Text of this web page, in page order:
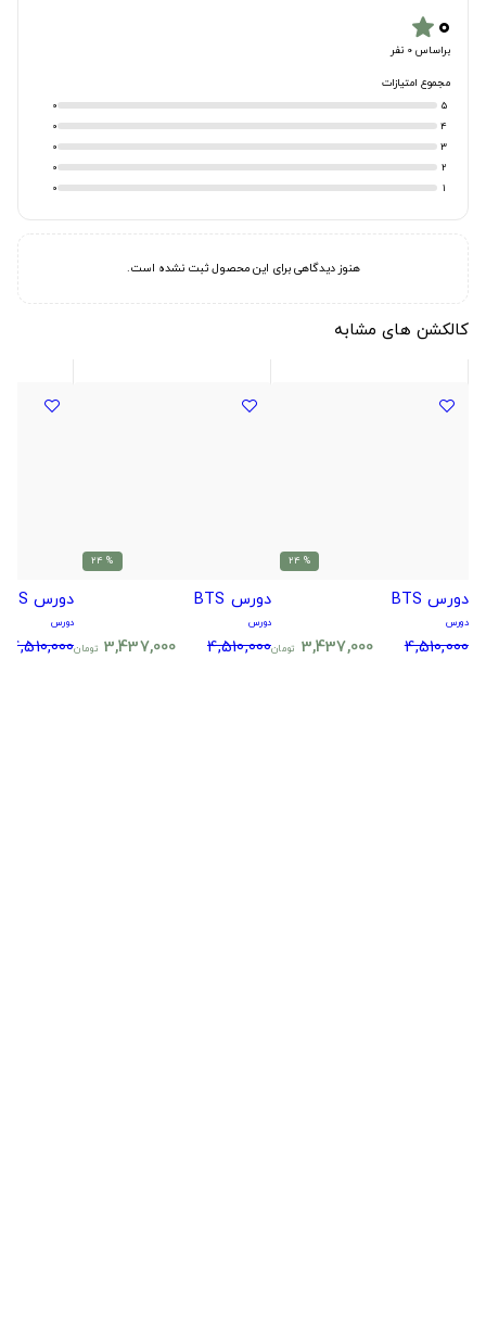
۰star
براساس 0 نفر
مجموع امتیازات
5
0
4
0
3
0
2
0
1
0
هنوز دیدگاهی برای این محصول ثبت نشده است.
کالکشن های مشابه
% 24
دورس BTS
دورس
4,510,000
3,437,000 تومان
% 24
دورس BTS
دورس
4,510,000
3,437,000 تومان
دورس BTS
دورس
4,510,000